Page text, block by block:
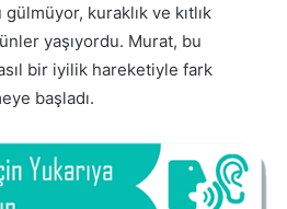
kuraklık ve kıtlık
yaşıyordu. Murat, bu
bir iyilik hareketiyle fark
başladı.